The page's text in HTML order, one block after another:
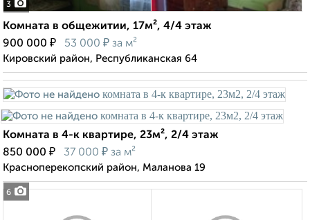
3
Комната в общежитии, 17м², 4/4 этаж
900 000 ₽ 53 000 ₽ за м²
Кировский район, Республиканская 64
6
Комната в 4-к квартире, 23м², 2/4 этаж
850 000 ₽ 37 000 ₽ за м²
Красноперекопский район, Маланова 19